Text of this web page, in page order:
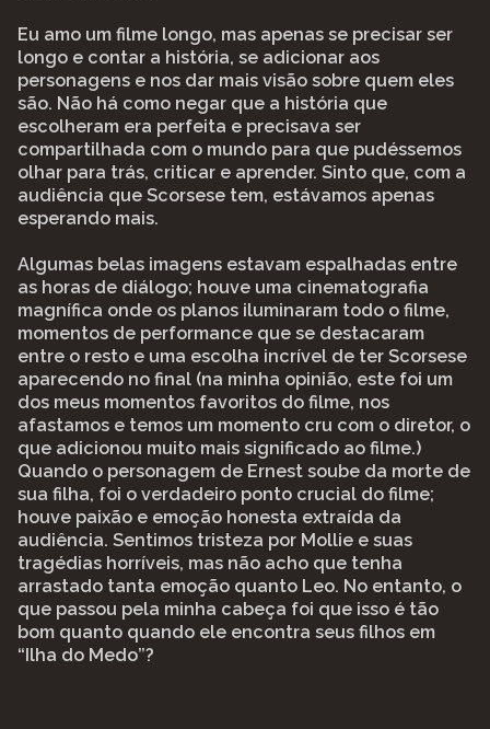
Eu amo um filme longo, mas apenas se precisar ser
longo e contar a história, se adicionar aos
personagens e nos dar mais visão sobre quem eles
são. Não há como negar que a história que
escolheram era perfeita e precisava ser
compartilhada com o mundo para que pudéssemos
olhar para trás, criticar e aprender. Sinto que, com a
audiência que Scorsese tem, estávamos apenas
esperando mais.
Algumas belas imagens estavam espalhadas entre
as horas de diálogo; houve uma cinematografia
magnífica onde os planos iluminaram todo o filme,
momentos de performance que se destacaram
entre o resto e uma escolha incrível de ter Scorsese
aparecendo no final (na minha opinião, este foi um
dos meus momentos favoritos do filme, nos
afastamos e temos um momento cru com o diretor, o
que adicionou muito mais significado ao filme.)
Quando o personagem de Ernest soube da morte de
sua filha, foi o verdadeiro ponto crucial do filme;
houve paixão e emoção honesta extraída da
audiência. Sentimos tristeza por Mollie e suas
tragédias horríveis, mas não acho que tenha
arrastado tanta emoção quanto Leo. No entanto, o
que passou pela minha cabeça foi que isso é tão
bom quanto quando ele encontra seus filhos em
“Ilha do Medo”?